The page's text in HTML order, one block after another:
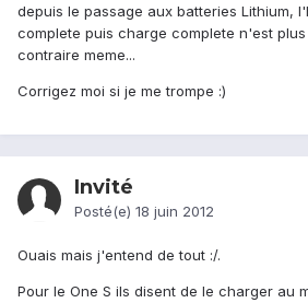
depuis le passage aux batteries Lithium,
complete puis charge complete n'est
contraire meme...
Corrigez moi si je me trompe :)
Invité
Posté(e) 18 juin 2012
Ouais mais j'entend de tout :/.
Pour le One S ils disent de le charger au